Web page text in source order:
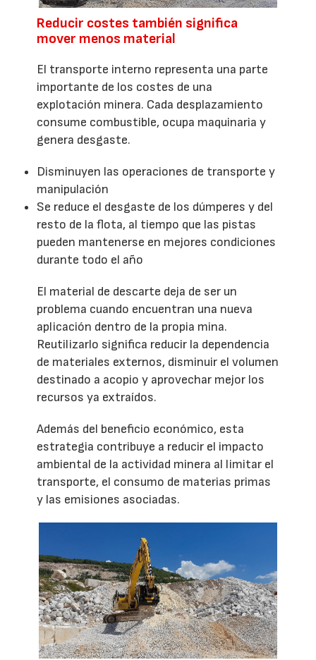
Reducir costes también significa
mover menos material
El transporte interno representa una parte
importante de los costes de una
explotación minera. Cada desplazamiento
consume combustible, ocupa maquinaria y
genera desgaste.
Disminuyen las operaciones de transporte y
manipulación
Se reduce el desgaste de los dúmperes y del
resto de la flota, al tiempo que las pistas
pueden mantenerse en mejores condiciones
durante todo el año
El material de descarte deja de ser un
problema cuando encuentran una nueva
aplicación dentro de la propia mina.
Reutilizarlo significa reducir la dependencia
de materiales externos, disminuir el volumen
destinado a acopio y aprovechar mejor los
recursos ya extraídos.
Además del beneficio económico, esta
estrategia contribuye a reducir el impacto
ambiental de la actividad minera al limitar el
transporte, el consumo de materias primas
y las emisiones asociadas.